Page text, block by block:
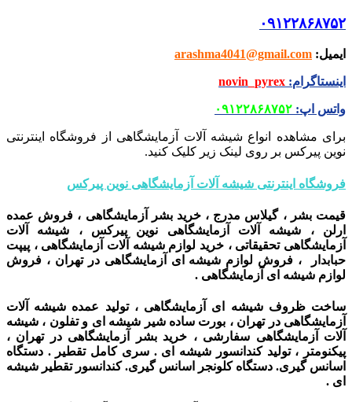
۰۹۱۲۲۸۶۸۷۵۲
ایمیل:
arashma4041@gmail.com
اینستاگرام:
novin_pyrex
واتس اپ: ۰۹۱۲۲۸۶۸۷۵۲
برای مشاهده انواع شیشه آلات آزمایشگاهی از فروشگاه اینترنتی
نوین پیرکس بر روی لینک زیر کلیک کنید.
فروشگاه اینترنتی شیشه آلات آزمایشگاهی نوین پیرکس
قیمت بشر ، گیلاس مدرج ، خرید بشر آزمایشگاهی ، فروش عمده
ارلن ، شیشه آلات آزمایشگاهی نوین پیرکس ، شیشه آلات
آزمایشگاهی تحقیقاتی ، خرید لوازم شیشه آلات آزمایشگاهی ، پیپت
حبابدار ، فروش لوازم شیشه ای آزمایشگاهی در تهران ، فروش
لوازم شیشه ای آزمایشگاهی .
ساخت ظروف شیشه ای آزمایشگاهی ، تولید عمده شیشه آلات
آزمایشگاهی در تهران ، بورت ساده شیر شیشه ای و تفلون ، شیشه
آلات آزمایشگاهی سفارشی ، خرید بشر آزمایشگاهی در تهران ،
پیکنومتر ، تولید کندانسور شیشه ای . سری کامل تقطیر . دستگاه
اسانس گیری. دستگاهکلونجر اسانس گیری. کندانسور تقطیر شیشه
ای .